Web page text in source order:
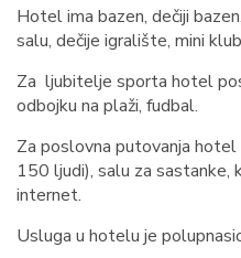
Hotel ima bazen, dečiji
salu, dečije igralište, mini
Za ljubitelje sporta hotel
odbojku na plaži, fudbal.
Za poslovna putovanja
150 ljudi), salu za sastanke,
internet.
Usluga u hotelu je